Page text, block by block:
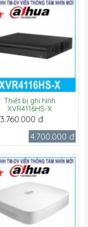
Thiết bị ghi hình
XVR4116HS-X
3.760.000 đ
4.700.000 đ